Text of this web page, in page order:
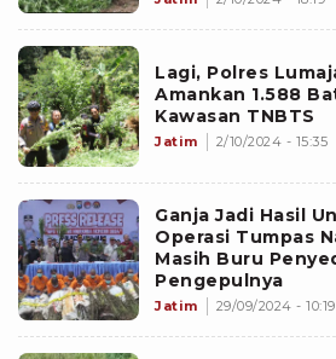
Lagi, Polres
Amankan 1.588
Kawasan TNBTS
Jatim 2/10/2024 - 15:35
Ganja Jadi Hasil
Operasi Tumpas
Masih Buru
Pengepulnya
Jatim 29/09/2024 - 10:19